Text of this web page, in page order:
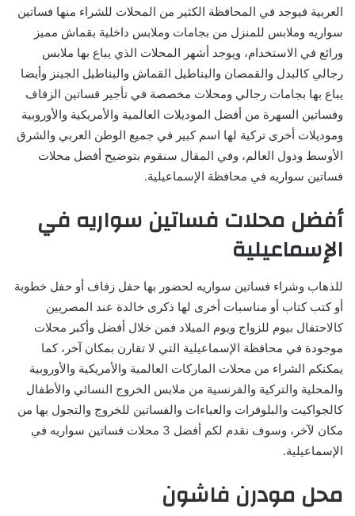
العربية فيوجد في المحافظة الكثير من المحلات للشراء منها فساتين
سواريه وملابس للمنزل من بجامات وملابس داخلية بقماش مميز
ورائع في الاستخدام، ويوجد أشهر المحلات الذي يباع بها ملابس
رجالي كالبدل والقمصان والبناطيل القماش والبناطيل الجينز وأيضا
يباع بها بجامات رجالي ومحلات مخصصة في تأجير فساتين الزفاف
وفساتين السهرة من أفضل الموديلات العالمية والأمريكية والأوروبية
وموديلات أخرى تركية لها اسم كبير في جميع الوطن العربي والشرق
الأوسط ودول العالم، وفي المقال سنقوم بتوضيح أفضل محلات
فساتين سواريه في محافظة الإسماعيلية.
أفضل محلات فساتين سواريه في
الإسماعيلية
للذهاب وشراء فساتين سواريه لحضور بها حفل زفاف أو حفل خطوبة
أو كتب كتاب أو مناسبات أخرى لها ذكرى خالدة عند المصريين
كالاحتفال بيوم للزواج ويوم الميلاد فمن خلال أفضل وأكبر محلات
موجودة في محافظة الإسماعيلية التي لا تقارن بمكان آخر، كما
يمكنكم الشراء من محلات الماركات العالمية والأمريكية والأوروبية
والمحلية والتركية والفرنسية من ملابس الخروج النسائي والأطفال
كالجواكيت والبلوفرات والعباءات والفساتين للخروج والتجول بها من
مكان لآخر، وسوف نقدم لكم أفضل 3 محلات فساتين سواريه في
الإسماعيلية.
محل مودرن فاشون